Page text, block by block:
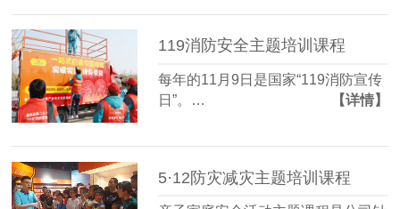
119消防安全主题培训课程
每年的11月9日是国家“119消防宣传
日”。…
【详情】
5·12防灾减灾主题培训课程